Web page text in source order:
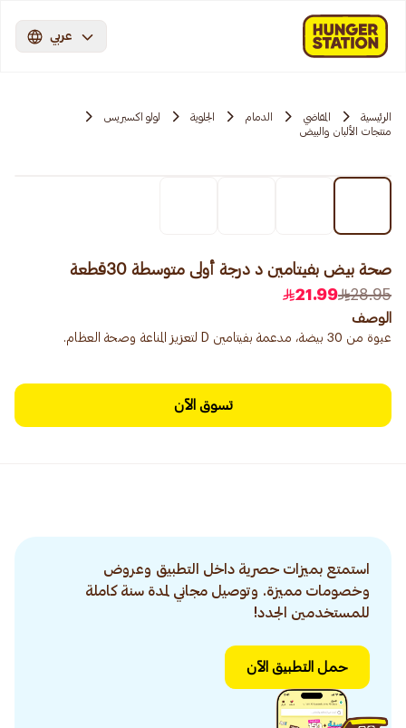
عربي
الرئيسية المقاضي الدمام الجلوية
لولو اكسبريس
منتجات الألبان والبيض
صحة بيض بفيتامين د درجة أولى متوسطة 30قطعة
28.95
21.99
الوصف
عبوة من 30 بيضة، مدعمة بفيتامين D لتعزيز المناعة وصحة العظام.
تسوق الآن
استمتع بميزات حصرية داخل التطبيق وعروض
وخصومات مميزة. وتوصيل مجاني لمدة سنة كاملة
للمستخدمين الجدد!
حمل التطبيق الآن